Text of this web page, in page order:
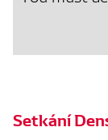
Setkání